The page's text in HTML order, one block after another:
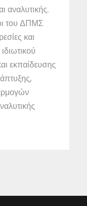
αναλυτικής.
του ΔΠΜΣ
και
εκπαίδευσης